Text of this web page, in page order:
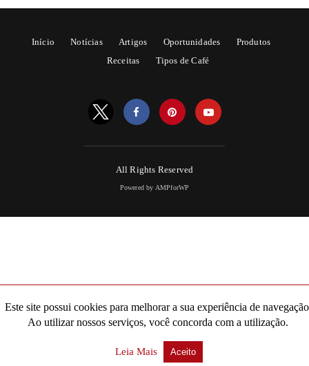
Início Notícias Artigos Oportunidades
Produtos
Receitas
Tipos de Café
All Rights Reserved
Powered by AMPforWP
Este site possui cookies para melhorar a sua experiência de
Ao utilizar nossos serviços, você concorda com a utilização.
Leia Mais Aceito